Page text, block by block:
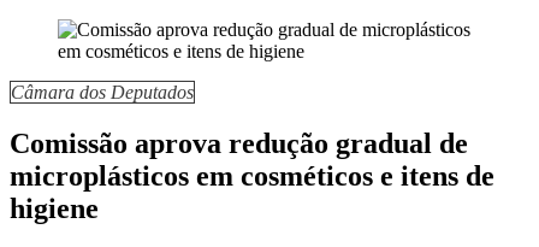
Câmara dos Deputados
Comissão aprova redução gradual de
microplásticos em cosméticos e itens de
higiene